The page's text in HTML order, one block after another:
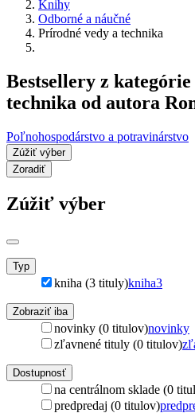
Knihy
Odborné a náučné
Prírodné vedy a technika
Bestsellery z
technika od autora
Poľnohospodárstvo a potravinárstvo
Zúžiť výber
Zoradiť
Zúžiť výber
Typ
kniha (3 tituly)kniha3
Zobraziť iba
novinky (0 titulov)novinky
zľavnené tituly (0 titulov)
Dostupnosť
na centrálnom sklade (0
predpredaj (0 titulov)